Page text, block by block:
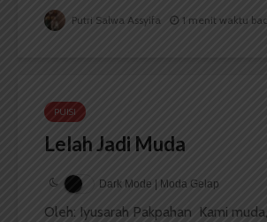
Putri Salwa Assyifa 1 menit waktu
PUISI
Lelah Jadi Muda
Dark Mode | Moda Gelap
Oleh: Iyusarah Pakpahan Kami